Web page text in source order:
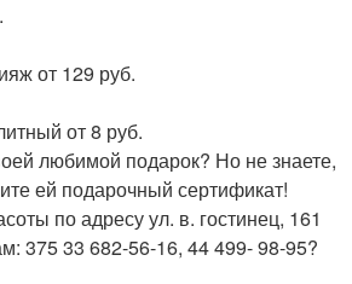
от 129 руб.
от 8 руб.
любимой подарок? Но не знаете,
ей подарочный сертификат!
по адресу ул. в. гостинец, 161
375 33 682-56-16, 44 499- 98-95?